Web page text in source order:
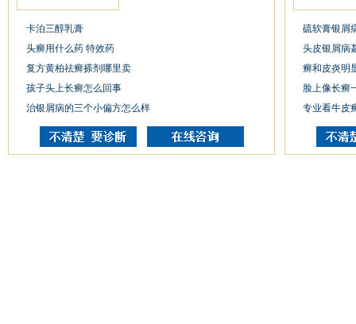
卡泊三醇乳膏
头癣用什么药 特效药
复方黄柏祛癣搽剂哪里卖
孩子头上长癣怎么回事
治银屑病的三个小偏方怎么样
硫软膏银屑
头皮银屑病
癣和皮炎明
脸上像长癣
专业看牛皮